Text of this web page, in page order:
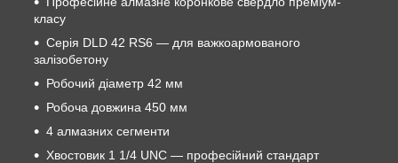
класу
Серія DLD 42 RS6 — для важкоармованого
залізобетону
Робочий діаметр 42 мм
Робоча довжина 450 мм
4 алмазних сегменти
Хвостовик 1 1/4 UNC — професійний стандарт